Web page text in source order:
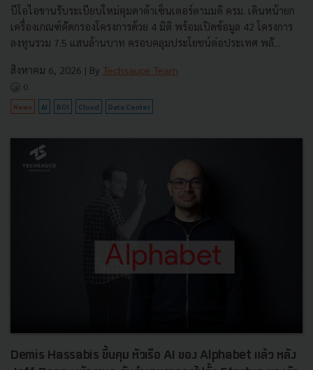
บีโอไอขานรับระเบียบใหม่คุมดาต้าเซ็นเตอร์ตามมติ ครม. เดินหน้ายก
เครื่องเกณฑ์คัดกรองโครงการด้วย 4 มิติ พร้อมเปิดข้อมูล 42 โครงการ
ลงทุนรวม 7.5 แสนล้านบาท ครอบคลุมประโยชน์ต่อประเทศ พลั...
สิงหาคม 6, 2026 | By Techsauce Team
0
News AI BOI Cloud Data Center
Demis Hassabis ขึ้นคุม หัวเรือ AI ของ Alphabet แล้ว หลัง